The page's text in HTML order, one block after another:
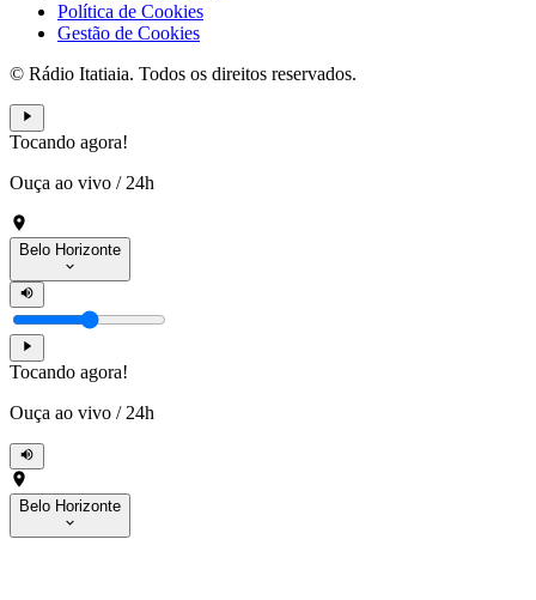
Política de Cookies
Gestão de Cookies
© Rádio Itatiaia. Todos os direitos reservados.
Tocando agora!
Ouça ao vivo / 24h
Belo Horizonte
Tocando agora!
Ouça ao vivo / 24h
Belo Horizonte